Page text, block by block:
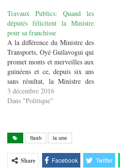
autres travaux routiers à travers
tout le pays. Justement le
Ministre du Budget et…
Travaux Publics: Quand les
députés félicitent la Ministre
pour sa franchisse
A la différence du Ministre des
Transports, Oyé Guilavogui qui
promet monts et merveilles aux
guinéens et ce, depuis six ans
sans résultat, la Ministre des
Travaux Publics, Madame
Oumou Camara a dit la réalité
avec…
3 décembre 2016
Dans "Politique"
flash la une
Share Facebook Twitter